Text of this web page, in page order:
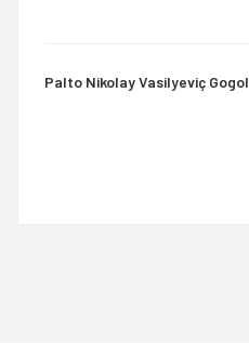
Palto Nikolay Vasilyeviç Gogol